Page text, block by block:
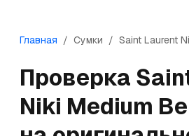
Главная / Сумки / Saint Laurent
Проверка
Niki Medium